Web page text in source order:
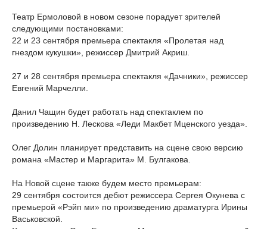
Театр Ермоловой в новом сезоне порадует зрителей
следующими постановками:
22 и 23 сентября премьера спектакля «Пролетая над
гнездом кукушки», режиссер Дмитрий Акриш.
27 и 28 сентября премьера спектакля «Дачники», режиссер
Евгений Марчелли.
Данил Чащин будет работать над спектаклем по
произведению Н. Лескова «Леди Макбет Мценского уезда».
Олег Долин планирует представить на сцене свою версию
романа «Мастер и Маргарита» М. Булгакова.
На Новой сцене также будем место премьерам:
29 сентября состоится дебют режиссера Сергея Окунева с
премьерой «Рэйп ми» по произведению драматурга Ирины
Васьковской.